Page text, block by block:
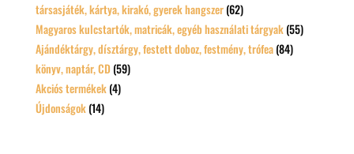
társasjáték, kártya, kirakó, gyerek hangszer (62)
Magyaros kulcstartók, matricák, egyéb használati tárgyak (55)
Ajándéktárgy, dísztárgy, festett doboz, festmény, trófea (84)
könyv, naptár, CD (59)
Akciós termékek (4)
Újdonságok (14)